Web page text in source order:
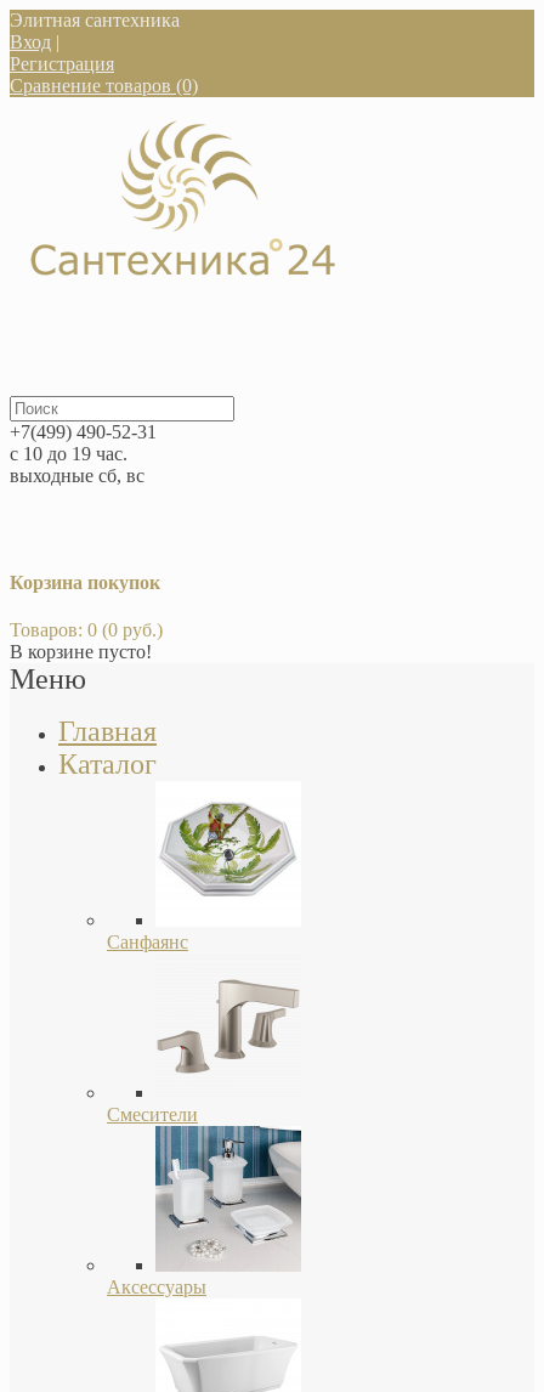
Элитная сантехника
Вход |
Регистрация
Сравнение товаров (0)
+7(499) 490-52-31
с 10 до 19 час.
выходные сб, вс
Корзина покупок
Товаров: 0 (0 руб.)
В корзине пусто!
Меню
Главная
Каталог
Санфаянс
Смесители
Аксессуары